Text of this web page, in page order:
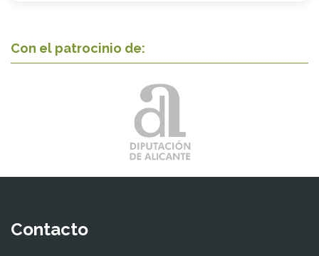
Con el patrocinio de:
Contacto